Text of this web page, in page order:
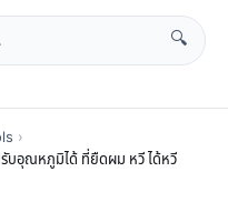
🔍
›
บอุณหภูมิได้ ที่ยืดผม หวี ได้หวี